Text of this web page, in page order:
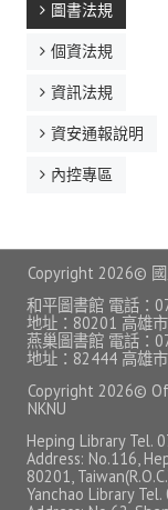
AI 應用/檢測工具
Google
Microsoft 365 教
論文研究服務
掠奪性期刊查詢
論文系統
EndNote 書目管
Turnitin 原創比對
Symskan華藝文
圖書法規
個資法規
資訊法規
資安通報說明
內控專區
Copyright 2026© 國
和平圖書館 電話：
地址：80201 高雄
燕巢圖書館 電話：
地址：82444 高雄
Copyright 2026©
NKNU
Heping Library Tel.
Address: No.116,
80201,
Yanchao Library